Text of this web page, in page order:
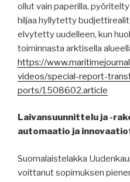
ollut vain paperilla,
hiljaa hyllytetty
elvytetty uudelleen, kun
toiminnasta arktisella
https://
videos/special-report-
ports/1508602.article
Laivansuunnittelu ja -
automaatio ja
Suomalaistelakka
voittanut sopimuksen